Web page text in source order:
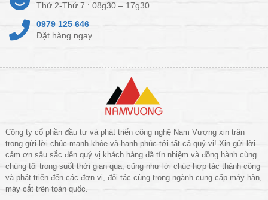
Thứ 2-Thứ 7 : 08g30 – 17g30
0979 125 646
Đặt hàng ngay
Công ty cổ phần đầu tư và phát triển công nghệ Nam Vượng xin trân
trọng gửi lời chúc mạnh khỏe và hạnh phúc tới tất cả quý vị! Xin gửi lời
cảm ơn sâu sắc đến quý vị khách hàng đã tín nhiệm và đồng hành cùng
chúng tôi trong suốt thời gian qua, cũng như lời chúc hợp tác thành công
và phát triển đến các đơn vị, đối tác cùng trong ngành cung cấp máy hàn,
máy cắt trên toàn quốc.